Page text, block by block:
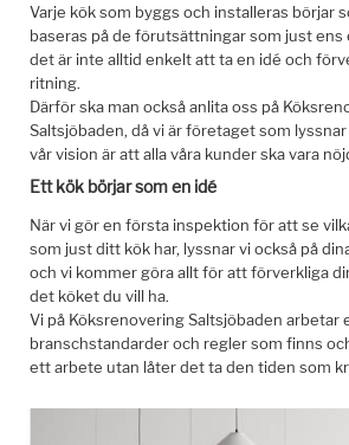
Varje kök som byggs och installeras börjar
baseras på de förutsättningar som just ens
det är inte alltid enkelt att ta en idé och
ritning.
Därför ska man också anlita oss på
Saltsjöbaden, då vi är företaget som
vår vision är att alla våra kunder ska vara
Ett kök börjar som en idé
När vi gör en första inspektion för att se
som just ditt kök har, lyssnar vi också på
och vi kommer göra allt för att förverkliga
det köket du vill ha.
Vi på Köksrenovering Saltsjöbaden arbetar
branschstandarder och regler som finns
ett arbete utan låter det ta den tiden som